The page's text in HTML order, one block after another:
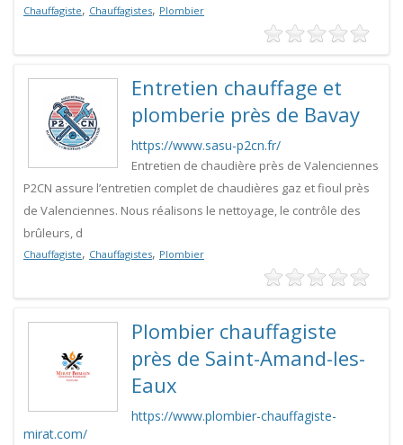
Chauffagiste, Chauffagistes, Plombier
Entretien chauffage et
plomberie près de Bavay
https://www.sasu-p2cn.fr/
Entretien de chaudière près de Valenciennes
P2CN assure l’entretien complet de chaudières gaz et fioul près
de Valenciennes. Nous réalisons le nettoyage, le contrôle des
brûleurs, d
Chauffagiste, Chauffagistes, Plombier
Plombier chauffagiste
près de Saint-Amand-les-
Eaux
https://www.plombier-chauffagiste-
mirat.com/